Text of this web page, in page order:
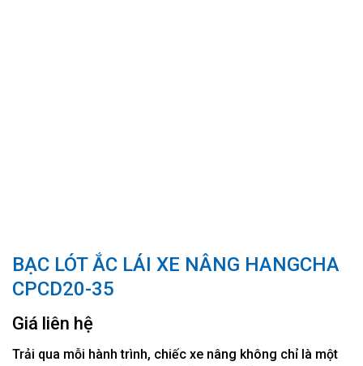
BẠC LÓT ẮC LÁI XE NÂNG HANGCHA
CPCD20-35
Giá liên hệ
Trải qua mỗi hành trình, chiếc xe nâng không chỉ là một